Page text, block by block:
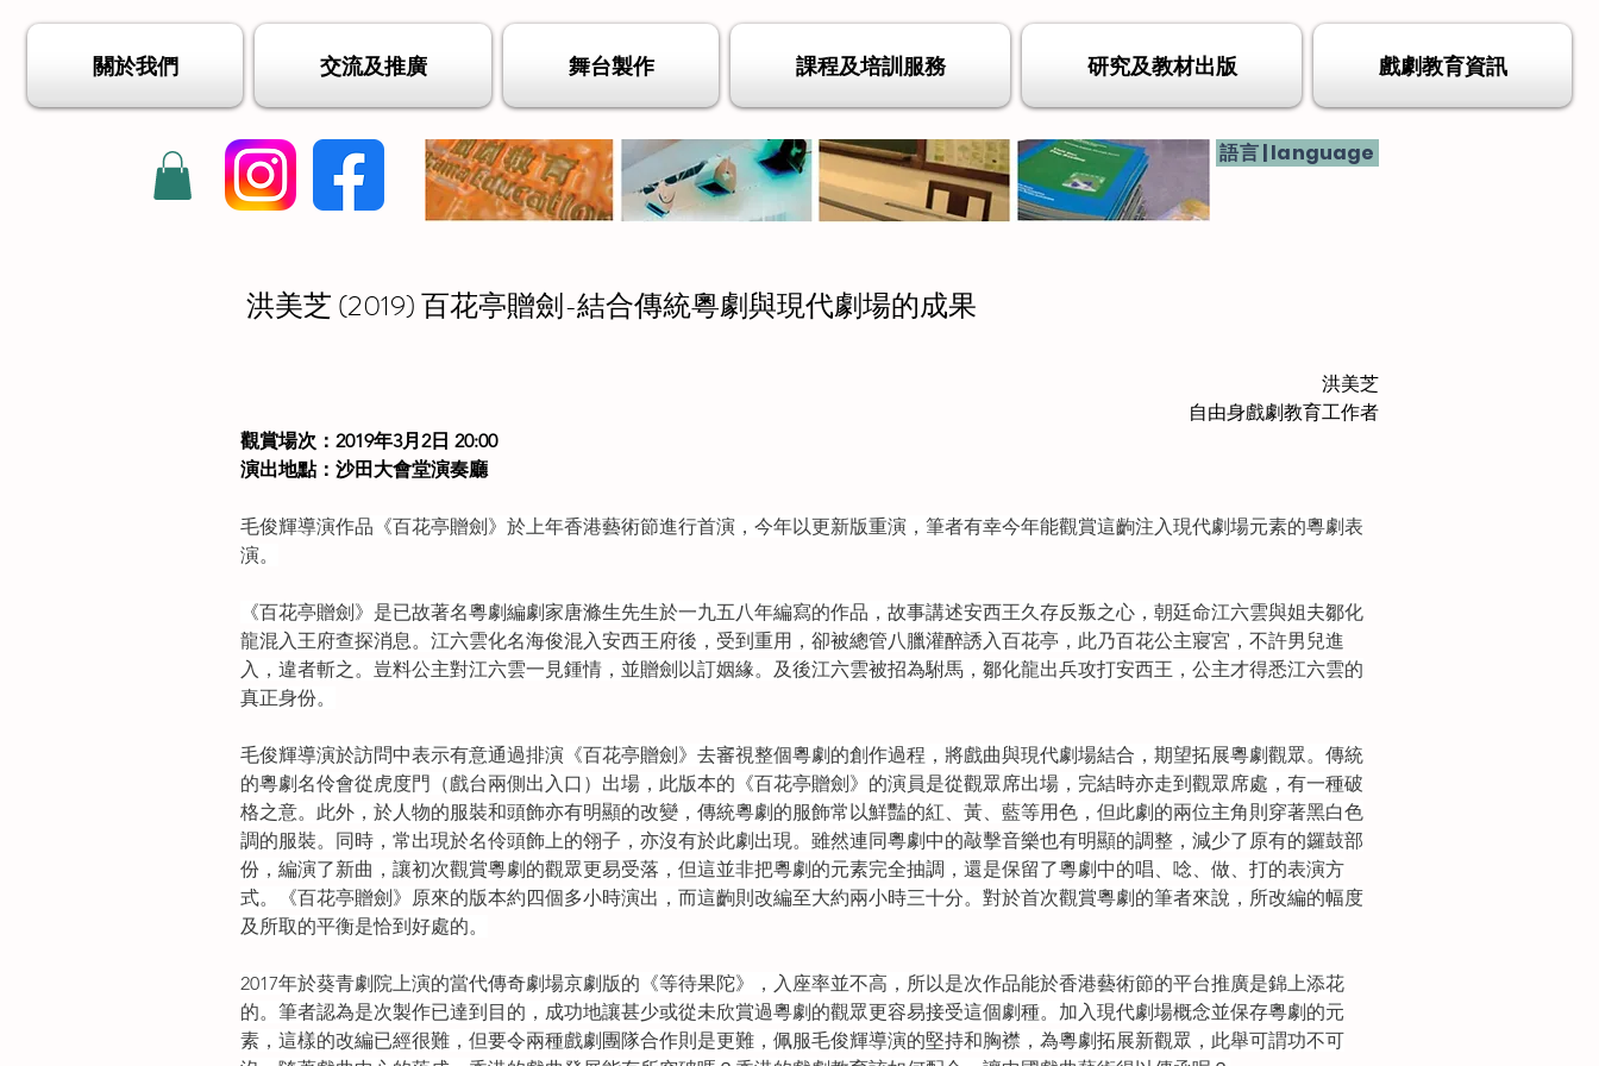
關於我們 交流及推廣 舞台製作 課程及培訓服務 研究及教材出版 戲劇教育資訊
語言 | language
洪美芝 (2019) 百花亭贈劍-結合傳統粵劇與現代劇場的成果
洪美芝
自由身戲劇教育工作者
觀賞場次：2019年3月2日 20:00
演出地點：沙田大會堂演奏廳
毛俊輝導演作品《百花亭贈劍》於上年香港藝術節進行首演，今年以更新版重演，筆者有幸今年能觀賞這齣注入現代劇場元素的粵劇表
演。
《百花亭贈劍》是已故著名粵劇編劇家唐滌生先生於一九五八年編寫的作品，故事講述安西王久存反叛之心，朝廷命江六雲與姐夫鄒化
龍混入王府查探消息。江六雲化名海俊混入安西王府後，受到重用，卻被總管八臘灌醉誘入百花亭，此乃百花公主寢宮，不許男兒進
入，違者斬之。豈料公主對江六雲一見鍾情，並贈劍以訂姻緣。及後江六雲被招為駙馬，鄒化龍出兵攻打安西王，公主才得悉江六雲的
真正身份。
毛俊輝導演於訪問中表示有意通過排演《百花亭贈劍》去審視整個粵劇的創作過程，將戲曲與現代劇場結合，期望拓展粵劇觀眾。傳統
的粵劇名伶會從虎度門（戲台兩側出入口）出場，此版本的《百花亭贈劍》的演員是從觀眾席出場，完結時亦走到觀眾席處，有一種破
格之意。此外，於人物的服裝和頭飾亦有明顯的改變，傳統粵劇的服飾常以鮮豔的紅、黃、藍等用色，但此劇的兩位主角則穿著黑白色
調的服裝。同時，常出現於名伶頭飾上的翎子，亦沒有於此劇出現。雖然連同粵劇中的敲擊音樂也有明顯的調整，減少了原有的鑼鼓部
份，編演了新曲，讓初次觀賞粵劇的觀眾更易受落，但這並非把粵劇的元素完全抽調，還是保留了粵劇中的唱、唸、做、打的表演方
式。《百花亭贈劍》原來的版本約四個多小時演出，而這齣則改編至大約兩小時三十分。對於首次觀賞粵劇的筆者來說，所改編的幅度
及所取的平衡是恰到好處的。
2017年於葵青劇院上演的當代傳奇劇場京劇版的《等待果陀》，入座率並不高，所以是次作品能於香港藝術節的平台推廣是錦上添花
的。筆者認為是次製作已達到目的，成功地讓甚少或從未欣賞過粵劇的觀眾更容易接受這個劇種。加入現代劇場概念並保存粵劇的元
素，這樣的改編已經很難，但要令兩種戲劇團隊合作則是更難，佩服毛俊輝導演的堅持和胸襟，為粵劇拓展新觀眾，此舉可謂功不可